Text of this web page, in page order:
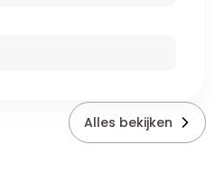
Alles bekijken